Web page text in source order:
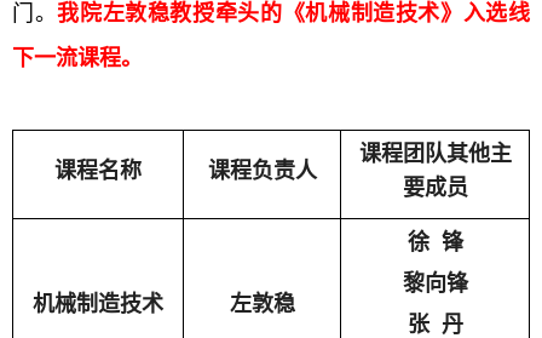
门。我院左敦稳教授牵头的《机械制造技术》入选线
下一流课程。
课程名称 课程负责人
课程团队其他主
要成员
机械制造技术 左敦稳
徐 锋
黎向锋
张 丹